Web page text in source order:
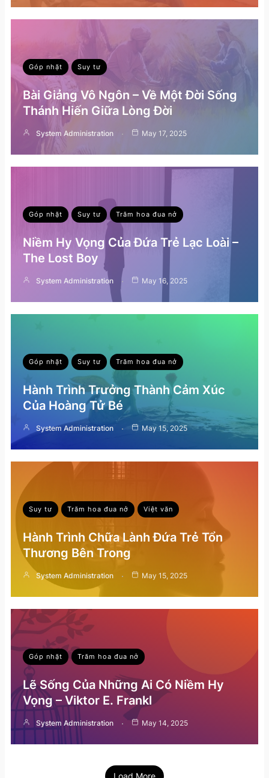
Góp nhặt Suy tư
Bài Giảng Vô Ngôn – Về Một Đời Sống
Thánh Hiến Giữa Lòng Đời
System Administration May 17, 2025
Góp nhặt Suy tư Trăm hoa đua nở
Niềm Hy Vọng Của Đứa Trẻ Lạc Loài –
The Lost Boy
System Administration May 16, 2025
Góp nhặt Suy tư Trăm hoa đua nở
Hành Trình Trưởng Thành Cảm Xúc
Của Hoàng Tử Bé
System Administration May 15, 2025
Suy tư Trăm hoa đua nở Việt văn
Hành Trình Chữa Lành Đứa Trẻ Tổn
Thương Bên Trong
System Administration May 15, 2025
Góp nhặt Trăm hoa đua nở
Lẽ Sống Của Những Ai Có Niềm Hy
Vọng – Viktor E. Frankl
System Administration May 14, 2025
Load More